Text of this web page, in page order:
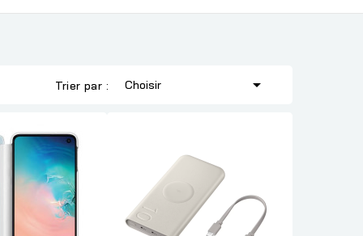
Trier par : Choisir 